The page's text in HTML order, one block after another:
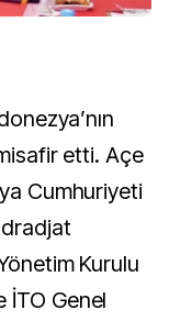
etti. Açe
Cumhuriyeti
Kurulu
İTO Genel